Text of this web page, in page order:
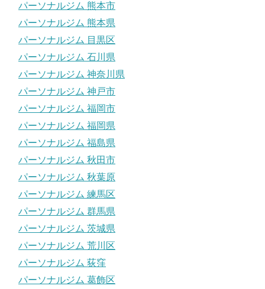
パーソナルジム 熊本市
パーソナルジム 熊本県
パーソナルジム 目黒区
パーソナルジム 石川県
パーソナルジム 神奈川県
パーソナルジム 神戸市
パーソナルジム 福岡市
パーソナルジム 福岡県
パーソナルジム 福島県
パーソナルジム 秋田市
パーソナルジム 秋葉原
パーソナルジム 練馬区
パーソナルジム 群馬県
パーソナルジム 茨城県
パーソナルジム 荒川区
パーソナルジム 荻窪
パーソナルジム 葛飾区